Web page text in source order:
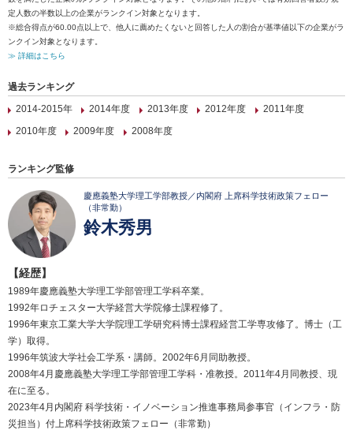
定人数の半数以上の企業がランクイン対象となります。
※総合得点が60.00点以上で、他人に薦めたくないと回答した人の割合が基準値以下の企業がラ
ンクイン対象となります。
≫ 詳細はこちら
過去ランキング
2014-2015年
2014年度 2013年度 2012年度
2011年度
2010年度
2009年度 2008年度
ランキング監修
慶應義塾大学理工学部教授／内閣府 上席科学技術政策フェロー
（非常勤）
鈴木秀男
【経歴】
1989年慶應義塾大学理工学部管理工学科卒業。
1992年ロチェスター大学経営大学院修士課程修了。
1996年東京工業大学大学院理工学研究科博士課程経営工学専攻修了。博士（工
学）取得。
1996年筑波大学社会工学系・講師。2002年6月同助教授。
2008年4月慶應義塾大学理工学部管理工学科・准教授。2011年4月同教授、現
在に至る。
2023年4月内閣府 科学技術・イノベーション推進事務局参事官（インフラ・防
災担当）付上席科学技術政策フェロー（非常勤）